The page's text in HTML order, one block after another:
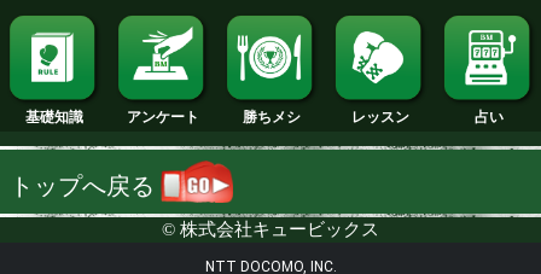
2008年
NTT DOCOMO, INC.